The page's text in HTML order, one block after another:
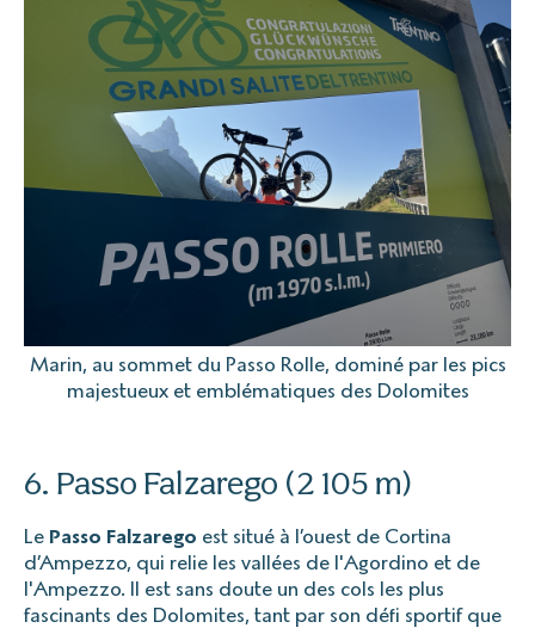
Marin, au sommet du Passo Rolle, dominé par les pics
majestueux et emblématiques des Dolomites
6. Passo Falzarego (2 105 m)
Le Passo Falzarego est situé à l’ouest de Cortina
d’Ampezzo, qui relie les vallées de l'Agordino et de
l'Ampezzo. Il est sans doute un des cols les plus
fascinants des Dolomites, tant par son défi sportif que